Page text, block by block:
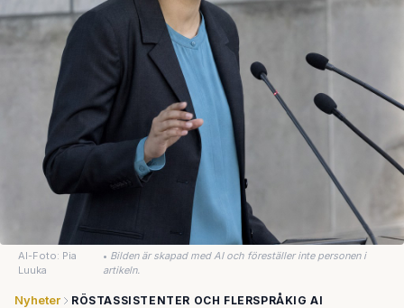
AI-Foto: Pia
Luuka
• Bilden är skapad med AI och föreställer inte personen i
artikeln.
Nyheter RÖSTASSISTENTER OCH FLERSPRÅKIG AI